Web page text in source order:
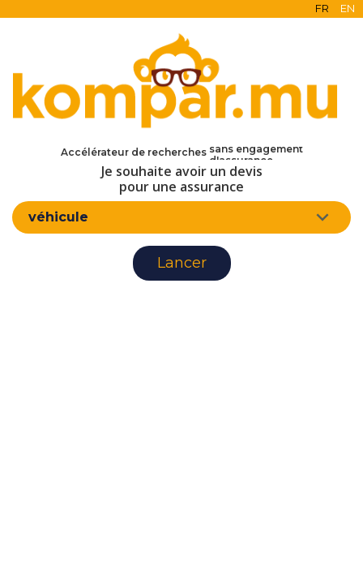
FR EN
Accélérateur de recherches
en ligne
d'assurance
Je souhaite avoir un devis
pour une assurance
véhicule
Lancer